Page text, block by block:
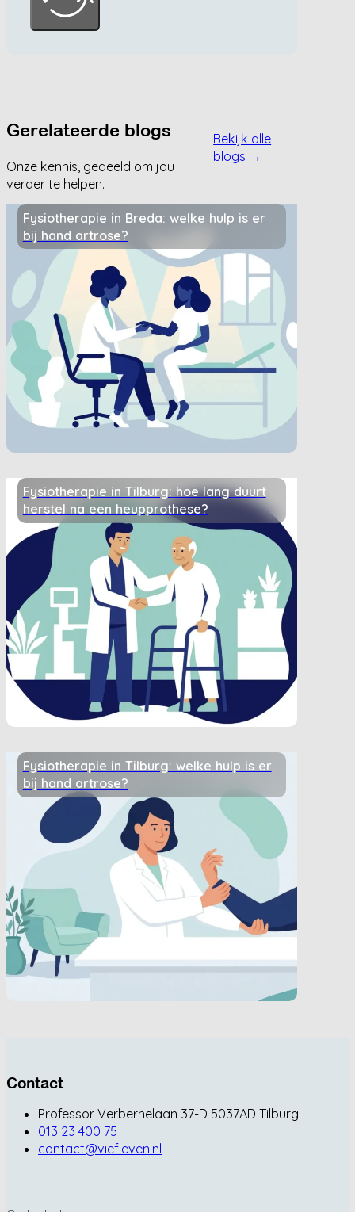
Gerelateerde blogs
Onze kennis, gedeeld om jou
verder te helpen.
Bekijk alle
blogs →
Fysiotherapie in Breda: welke hulp is er
bij hand artrose?
Fysiotherapie in Tilburg: hoe lang duurt
herstel na een heupprothese?
Fysiotherapie in Tilburg: welke hulp is er
bij hand artrose?
Contact
Professor Verbernelaan 37-D 5037AD Tilburg
013 23 400 75
contact@viefleven.nl